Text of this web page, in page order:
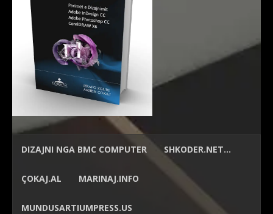
DIZAJNI NGA BMC COMPUTER SHKODER.NET…
ÇOKAJ.AL MARINAJ.INFO
MUNDUSARTIUMPRESS.US